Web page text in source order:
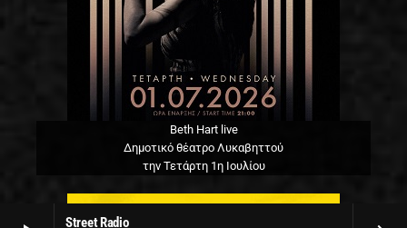
Street Radio
Beth Hart live
Δημοτικό θέατρο Λυκαβηττού
την Τετάρτη 1η Ιουλίου